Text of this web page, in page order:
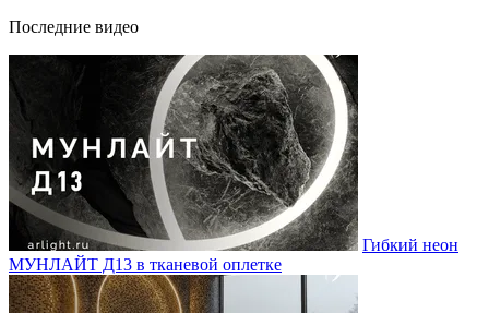
Последние видео
Гибкий неон
МУНЛАЙТ Д13 в тканевой оплетке